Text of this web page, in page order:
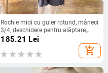
Rochie midi cu guler rotund, mâneci
3/4, deschidere pentru alăptare,
material din bumbac 95%+, stil
185.21 Lei
add_shopping_cart